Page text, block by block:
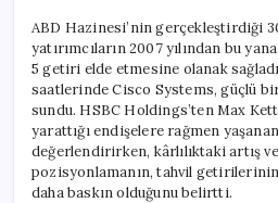
ABD Hazinesi’nin gerçekleştirdiği 30
yatırımcıların 2007 yılından bu
5 getiri elde etmesine olanak
saatlerinde Cisco Systems, güçlü
sundu. HSBC Holdings’ten Max
yarattığı endişelere rağmen
değerlendirirken, kârlılıktaki artış
pozisyonlamanın, tahvil
daha baskın olduğunu belirtti.